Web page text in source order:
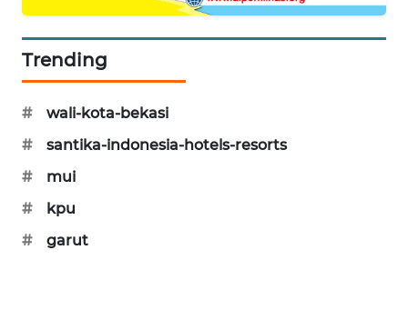
Trending
#
wali-kota-bekasi
#
santika-indonesia-hotels-resorts
#
mui
#
kpu
#
garut
NEWS
NEWS
NEWS
ID